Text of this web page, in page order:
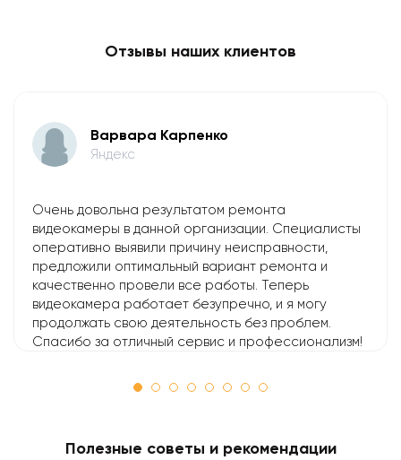
Отзывы наших клиентов
Варвара Карпенко
Яндекс
Очень довольна результатом ремонта
видеокамеры в данной организации. Специалисты
оперативно выявили причину неисправности,
предложили оптимальный вариант ремонта и
качественно провели все работы. Теперь
видеокамера работает безупречно, и я могу
продолжать свою деятельность без проблем.
Спасибо за отличный сервис и профессионализм!
Полезные советы и рекомендации